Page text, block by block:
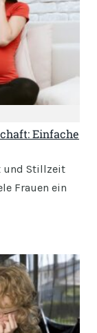
Einfache
und Stillzeit
Frauen ein